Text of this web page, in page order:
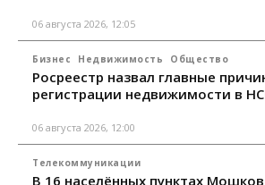
06 августа 2026, 12:05
Бизнес Недвижимость Общество
Росреестр назвал главные
регистрации недвижимости в
06 августа 2026, 12:00
Телекоммуникации
В 16 населённых пунктах